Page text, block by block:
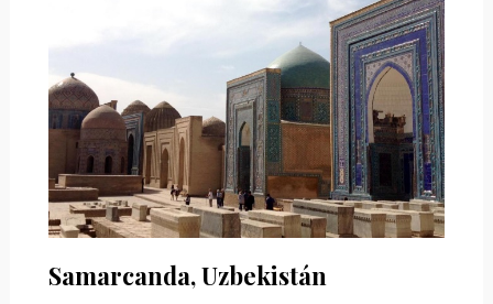
Samarcanda, Uzbekistán